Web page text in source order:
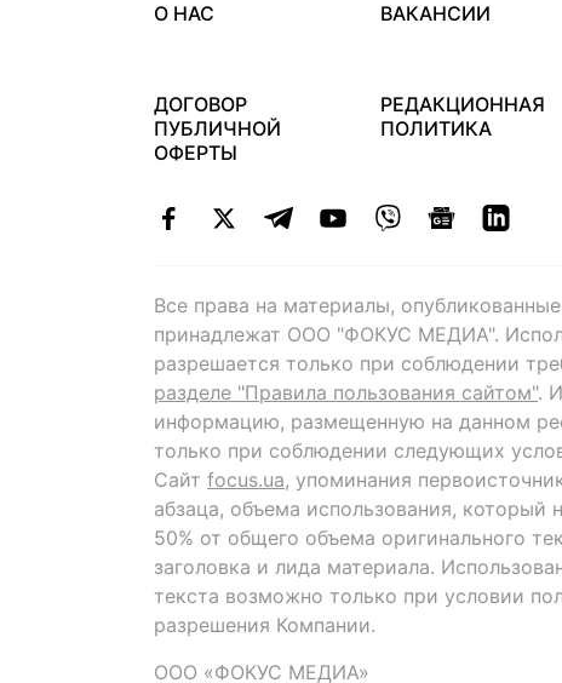
О НАС
ВАКАНСИИ
ДОГОВОР
ПУБЛИЧНОЙ
ОФЕРТЫ
РЕДАКЦИОННАЯ
ПОЛИТИКА
Все права на материалы,
принадлежат ООО "ФОКУС МЕДИА".
разрешается только при соблюдении
разделе "Правила пользования сайтом".
информацию, размещенную на данном
только при соблюдении следующих
Сайт focus.ua, упоминания
абзаца, объема использования,
50% от общего объема оригинального
заголовка и лида материала.
текста возможно только при условии
разрешения Компании.
ООО «ФОКУС МЕДИА»